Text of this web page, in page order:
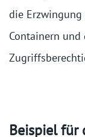
die Erzwingung
Containern
Beispiel für